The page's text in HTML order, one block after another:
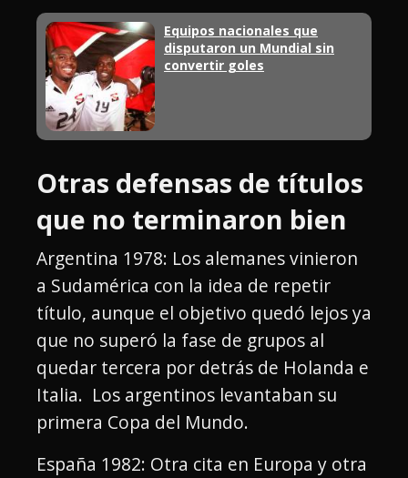
Equipos nacionales que
disputaron un Mundial sin
convertir goles
Otras defensas de títulos
que no terminaron bien
Argentina 1978: Los alemanes vinieron
a Sudamérica con la idea de repetir
título, aunque el objetivo quedó lejos ya
que no superó la fase de grupos al
quedar tercera por detrás de Holanda e
Italia. Los argentinos levantaban su
primera Copa del Mundo.
España 1982: Otra cita en Europa y otra